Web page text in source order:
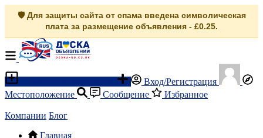
🛡️ Для защиты сайта от спама введена символическая
плата за размещение объявления - £0.25.
Вход/Регистрация
Местоположение
Сообщение Избранное
Компании Блог
Главная